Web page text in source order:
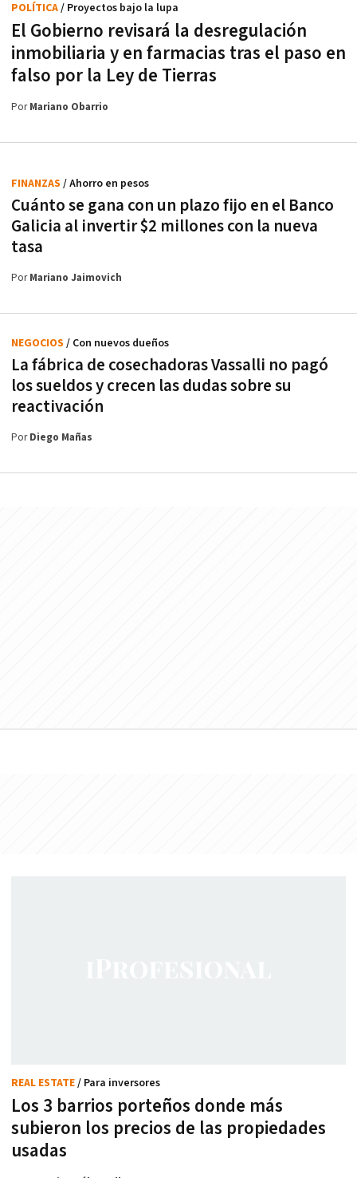
El Gobierno revisará la desregulación
inmobiliaria y en farmacias tras el paso en
falso por la Ley de Tierras
POLÍTICA/ Proyectos bajo la lupa
PorMariano Obarrio
Cuánto se gana con un plazo fijo en el Banco
Galicia al invertir $2 millones con la nueva
tasa
FINANZAS / Ahorro en pesos
PorMariano Jaimovich
La fábrica de cosechadoras Vassalli no pagó
los sueldos y crecen las dudas sobre su
reactivación
NEGOCIOS / Con nuevos dueños
PorDiego Mañas
Los 3 barrios porteños donde más
subieron los precios de las propiedades
usadas
REAL ESTATE/ Para inversores